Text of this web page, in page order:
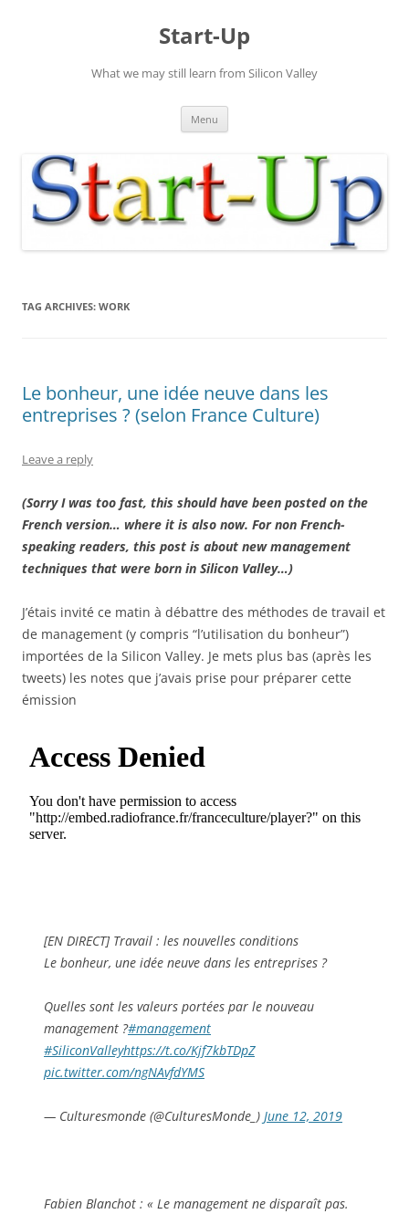
Start-Up
What we may still learn from Silicon Valley
Menu
TAG ARCHIVES: WORK
Le bonheur, une idée neuve dans les
entreprises ? (selon France Culture)
Leave a reply
(Sorry I was too fast, this should have been posted on the
French version… where it is also now. For non French-
speaking readers, this post is about new management
techniques that were born in Silicon Valley…)
J’étais invité ce matin à débattre des méthodes de travail et
de management (y compris “l’utilisation du bonheur”)
importées de la Silicon Valley. Je mets plus bas (après les
tweets) les notes que j’avais prise pour préparer cette
émission
[EN DIRECT] Travail : les nouvelles conditions
Le bonheur, une idée neuve dans les entreprises ?
Quelles sont les valeurs portées par le nouveau
management ?#management
#SiliconValleyhttps://t.co/Kjf7kbTDpZ
pic.twitter.com/ngNAvfdYMS
— Culturesmonde (@CulturesMonde_) June 12, 2019
Fabien Blanchot : « Le management ne disparaît pas.